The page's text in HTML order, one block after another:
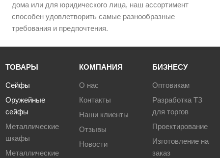
дома или для юридического лица, наш ассортимент
способен удовлетворить самые разнообразные
требования и предпочтения.
ТОВАРЫ
Сейфы
Оружейные
сейфы
Металлические
шкафы
Металлические
КОМПАНИЯ
О нас
Контакты
Наши клиенты
Отзывы
Новости
БИЗНЕСУ
Оптовикам
Разработка ТЗ
для торгов
Проектирование
Изготовление на
заказ